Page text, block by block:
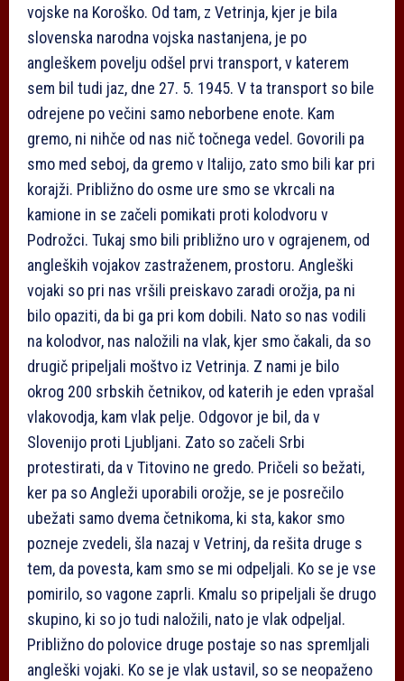
vojske na Koroško. Od tam, z Vetrinja, kjer je bila
slovenska narodna vojska nastanjena, je po
angleškem povelju odšel prvi transport, v katerem
sem bil tudi jaz, dne 27. 5. 1945. V ta transport so bile
odrejene po večini samo neborbene enote. Kam
gremo, ni nihče od nas nič točnega vedel. Govorili pa
smo med seboj, da gremo v Italijo, zato smo bili kar pri
korajži. Približno do osme ure smo se vkrcali na
kamione in se začeli pomikati proti kolodvoru v
Podrožci. Tukaj smo bili približno uro v ograjenem, od
angleških vojakov zastraženem, prostoru. Angleški
vojaki so pri nas vršili preiskavo zaradi orožja, pa ni
bilo opaziti, da bi ga pri kom dobili. Nato so nas vodili
na kolodvor, nas naložili na vlak, kjer smo čakali, da so
drugič pripeljali moštvo iz Vetrinja. Z nami je bilo
okrog 200 srbskih četnikov, od katerih je eden vprašal
vlakovodja, kam vlak pelje. Odgovor je bil, da v
Slovenijo proti Ljubljani. Zato so začeli Srbi
protestirati, da v Titovino ne gredo. Pričeli so bežati,
ker pa so Angleži uporabili orožje, se je posrečilo
ubežati samo dvema četnikoma, ki sta, kakor smo
pozneje zvedeli, šla nazaj v Vetrinj, da rešita druge s
tem, da povesta, kam smo se mi odpeljali. Ko se je vse
pomirilo, so vagone zaprli. Kmalu so pripeljali še drugo
skupino, ki so jo tudi naložili, nato je vlak odpeljal.
Približno do polovice druge postaje so nas spremljali
angleški vojaki. Ko se je vlak ustavil, so se neopaženo